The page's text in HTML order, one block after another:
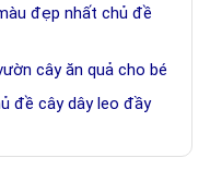
đẹp nhất chủ đề
cây ăn quả cho bé
đề cây dây leo đầy